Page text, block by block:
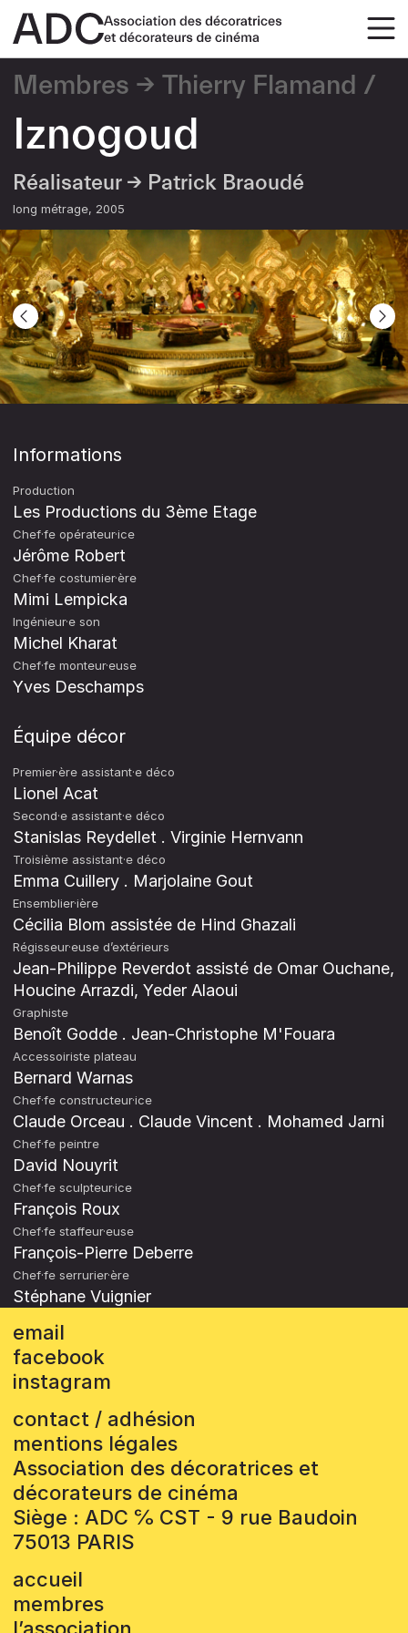
Membres Thierry Flamand
Iznogoud
Réalisateur → Patrick Braoudé
long métrage 2005
Informations
Production
Les Productions du 3ème Etage
Chef·fe opérateur·ice
Jérôme Robert
Chef·fe costumier·ère
Mimi Lempicka
Ingénieur·e son
Michel Kharat
Chef·fe monteur·euse
Yves Deschamps
Équipe décor
Premier·ère assistant·e déco
Lionel Acat
Second·e assistant·e déco
Stanislas Reydellet . Virginie Hernvann
Troisième assistant·e déco
Emma Cuillery . Marjolaine Gout
Ensemblier·ière
Cécilia Blom assistée de Hind Ghazali
Régisseur·euse d’extérieurs
Jean-Philippe Reverdot assisté de Omar Ouchane,
Houcine Arrazdi, Yeder Alaoui
Graphiste
Benoît Godde . Jean-Christophe M'Fouara
Accessoiriste plateau
Bernard Warnas
Chef·fe constructeur·ice
Claude Orceau . Claude Vincent . Mohamed Jarni
Chef·fe peintre
David Nouyrit
Chef·fe sculpteur·ice
François Roux
Chef·fe staffeur·euse
François-Pierre Deberre
Chef·fe serrurier·ère
Stéphane Vuignier
email
facebook
instagram
contact / adhésion
mentions légales
Association des décoratrices et
décorateurs de cinéma
Siège : ADC ℅ CST - 9 rue Baudoin
75013 PARIS
accueil
membres